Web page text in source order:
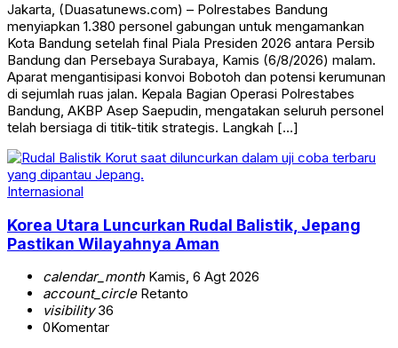
Jakarta, (Duasatunews.com) – Polrestabes Bandung
menyiapkan 1.380 personel gabungan untuk mengamankan
Kota Bandung setelah final Piala Presiden 2026 antara Persib
Bandung dan Persebaya Surabaya, Kamis (6/8/2026) malam.
Aparat mengantisipasi konvoi Bobotoh dan potensi kerumunan
di sejumlah ruas jalan. Kepala Bagian Operasi Polrestabes
Bandung, AKBP Asep Saepudin, mengatakan seluruh personel
telah bersiaga di titik-titik strategis. Langkah […]
Internasional
Korea Utara Luncurkan Rudal Balistik, Jepang
Pastikan Wilayahnya Aman
calendar_monthKamis, 6 Agt 2026
account_circleRetanto
visibility36
0Komentar